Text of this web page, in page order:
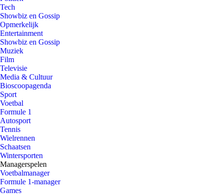
Tech
Showbiz en Gossip
Opmerkelijk
Entertainment
Showbiz en Gossip
Muziek
Film
Televisie
Media & Cultuur
Bioscoopagenda
Sport
Voetbal
Formule 1
Autosport
Tennis
Wielrennen
Schaatsen
Wintersporten
Managerspelen
Voetbalmanager
Formule 1-manager
Games